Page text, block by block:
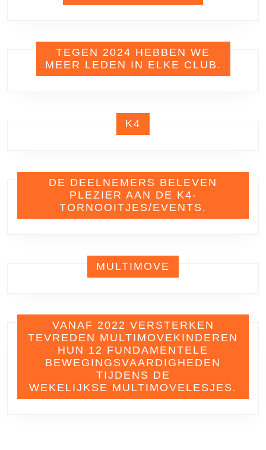
TEGEN 2024 HEBBEN WE
MEER LEDEN IN ELKE CLUB.
K4
DE DEELNEMERS BELEVEN
PLEZIER AAN DE K4-
TORNOOITJES/EVENTS.
MULTIMOVE
VANAF 2022 VERSTERKEN
TEVREDEN MULTIMOVEKINDEREN
HUN 12 FUNDAMENTELE
BEWEGINGSVAARDIGHEDEN
TIJDENS DE
WEKELIJKSE MULTIMOVELESJES.